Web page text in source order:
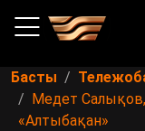
Басты
Медет Салықов,
«Алтыбақан»